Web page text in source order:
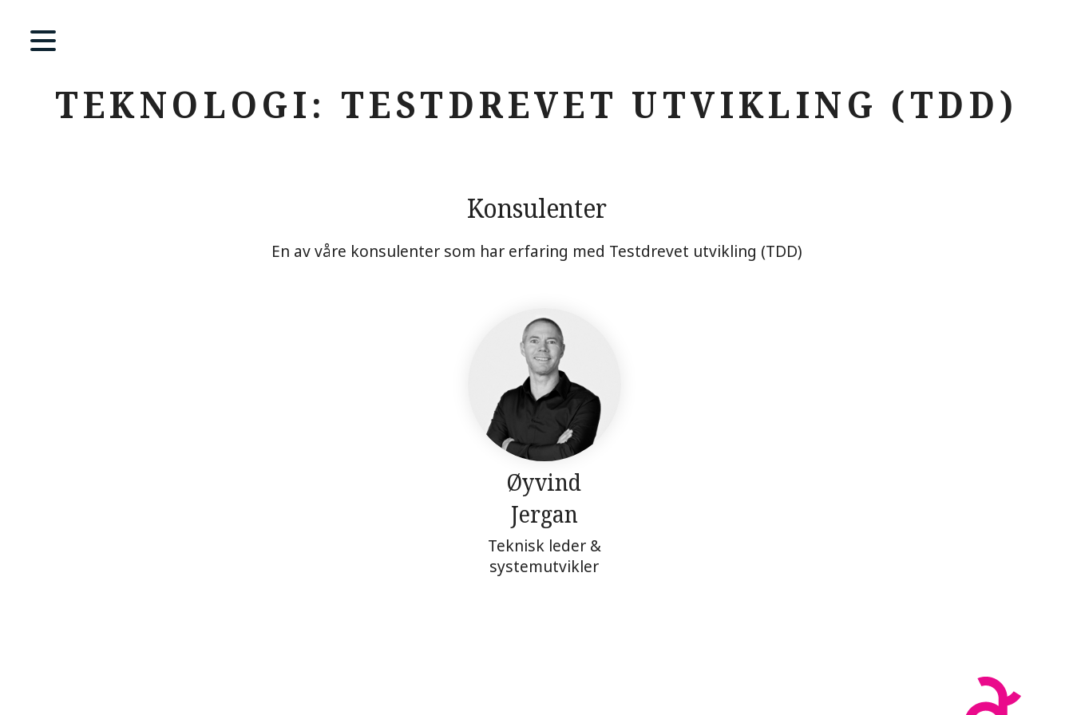
TEKNOLOGI: TESTDREVET UTVIKLING (TDD)
Konsulenter
En av våre konsulenter som har erfaring med Testdrevet utvikling (TDD)
Øyvind
Jergan
Teknisk leder &
systemutvikler